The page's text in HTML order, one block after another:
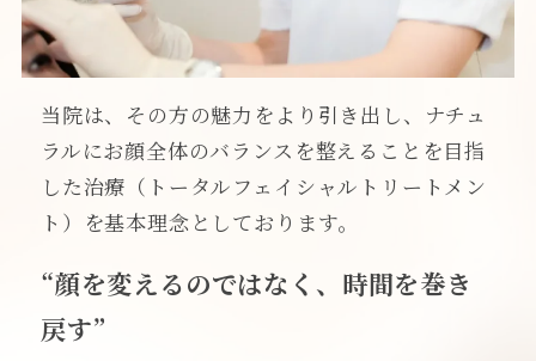
当院は、その方の魅力をより引き出し、ナチュ
ラルにお顔全体のバランスを整えることを目指
した治療（トータルフェイシャルトリートメン
ト）を基本理念としております。
“顔を変えるのではなく、時間を巻き
戻す”